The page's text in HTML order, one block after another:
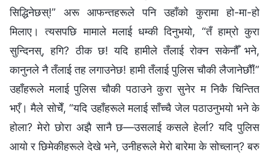
सिद्धिनेछस्!” अरू आफन्तहरूले पनि उहाँको कुरामा हो-मा-हो
मिलाए। त्यसपछि मामाले मलाई धम्की दिनुभयो, “तँ हाम्रो कुरा
सुन्दिनस्, हगि? ठीक छ! यदि हामीले तँलाई रोक्न सकेनौँ भने,
कानुनले नै तँलाई तह लगाउनेछ! हामी तँलाई पुलिस चौकी लैजानेछौँ!”
उहाँहरूले मलाई पुलिस चौकी पठाउने कुरा सुनेर म निकै चिन्तित
भएँ। मैले सोचेँ, “यदि उहाँहरूले मलाई साँच्चै जेल पठाउनुभयो भने के
होला? मेरो छोरा अझै सानै छ—उसलाई कसले हेर्ला? यदि पुलिस
आयो र छिमेकीहरूले देखे भने, उनीहरूले मेरो बारेमा के सोच्लान्? बरु